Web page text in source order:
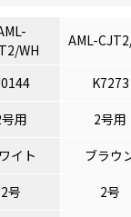
WH
AML-
K7273
用
2号用
イト
ブラウ
2号
2号